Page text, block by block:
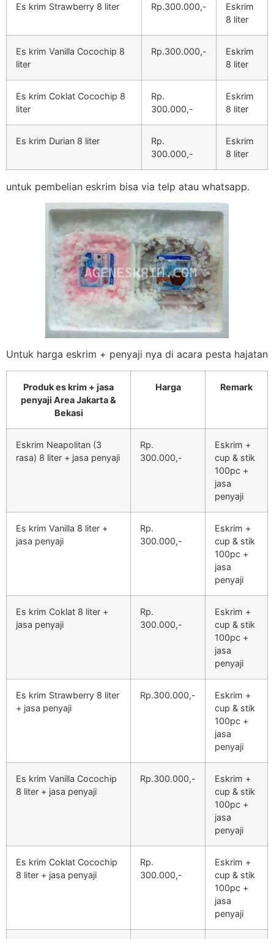
Es krim Strawberry 8 liter Rp.300.000,-
Eskrim
8 liter
Es krim Vanilla Cocochip 8
liter
Rp.300.000,-
Eskrim
8 liter
Es krim Coklat Cocochip 8
liter
Rp.
300.000,-
Eskrim
8 liter
Es krim Durian 8 liter
Rp.
300.000,-
Eskrim
8 liter
untuk pembelian eskrim bisa via telp atau whatsapp.
Untuk harga eskrim + penyaji nya di acara pesta hajatan
Produk es krim + jasa
penyaji Area Jakarta &
Bekasi
Harga Remark
Eskrim Neapolitan (3
rasa) 8 liter + jasa penyaji
Rp.
300.000,-
Eskrim +
cup & stik
100pc +
jasa
penyaji
Es krim Vanilla 8 liter +
jasa penyaji
Rp.
300.000,-
Eskrim +
cup & stik
100pc +
jasa
penyaji
Es krim Coklat 8 liter +
jasa penyaji
Rp.
300.000,-
Eskrim +
cup & stik
100pc +
jasa
penyaji
Es krim Strawberry 8 liter
+ jasa penyaji
Rp.300.000,-
Eskrim +
cup & stik
100pc +
jasa
penyaji
Es krim Vanilla Cocochip
8 liter + jasa penyaji
Rp.300.000,-
Eskrim +
cup & stik
100pc +
jasa
penyaji
Es krim Coklat Cocochip
8 liter + jasa penyaji
Rp.
300.000,-
Eskrim +
cup & stik
100pc +
jasa
penyaji